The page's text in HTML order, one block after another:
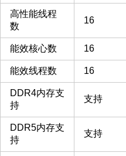
高性能线程
数
16
能效核心数 16
能效线程数 16
DDR4内存支
持
支持
DDR5内存支
持
支持